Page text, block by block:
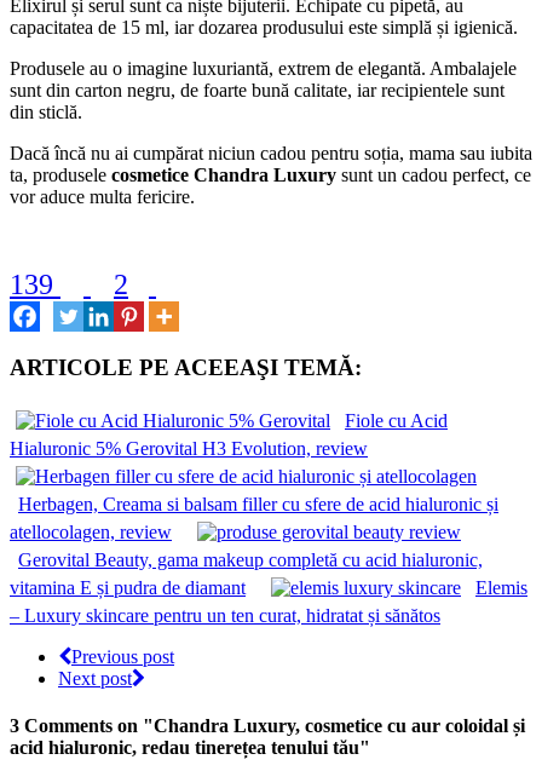
Elixirul și serul sunt ca niște bijuterii. Echipate cu pipetă, au
capacitatea de 15 ml, iar dozarea produsului este simplă și igienică.
Produsele au o imagine luxuriantă, extrem de elegantă. Ambalajele
sunt din carton negru, de foarte bună calitate, iar recipientele sunt
din sticlă.
Dacă încă nu ai cumpărat niciun cadou pentru soția, mama sau iubita
ta, produsele cosmetice Chandra Luxury sunt un cadou perfect, ce
vor aduce multa fericire.
139 2
ARTICOLE PE ACEEAŞI TEMĂ:
Fiole cu Acid
Hialuronic 5% Gerovital H3 Evolution, review
Herbagen, Creama si balsam filler cu sfere de acid hialuronic și
atellocolagen, review
Gerovital Beauty, gama makeup completă cu acid hialuronic,
vitamina E și pudra de diamant
Elemis
– Luxury skincare pentru un ten curat, hidratat și sănătos
Previous post
Next post
3 Comments on "Chandra Luxury, cosmetice cu aur coloidal și
acid hialuronic, redau tinerețea tenului tău"